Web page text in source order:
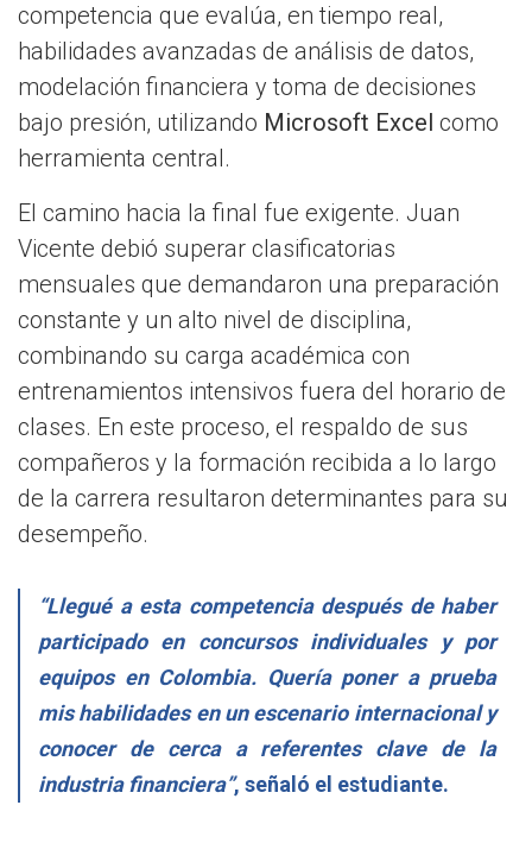
competencia que evalúa, en tiempo real,
habilidades avanzadas de análisis de datos,
modelación financiera y toma de decisiones
bajo presión, utilizando Microsoft Excel como
herramienta central.
El camino hacia la final fue exigente. Juan
Vicente debió superar clasificatorias
mensuales que demandaron una preparación
constante y un alto nivel de disciplina,
combinando su carga académica con
entrenamientos intensivos fuera del horario de
clases. En este proceso, el respaldo de sus
compañeros y la formación recibida a lo largo
de la carrera resultaron determinantes para su
desempeño.
“Llegué a esta competencia después de haber
participado en concursos individuales y por
equipos en Colombia. Quería poner a prueba
mis habilidades en un escenario internacional y
conocer de cerca a referentes clave de la
industria financiera”, señaló el estudiante.